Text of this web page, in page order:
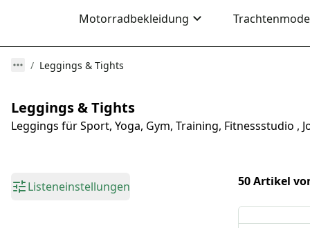
Motorradbekleidung Trachtenmode
Leggings & Tights
Leggings & Tights
Leggings für Sport, Yoga, Gym, Training, Fitnessstudio ,
Listeneinstellungen 50 Artikel